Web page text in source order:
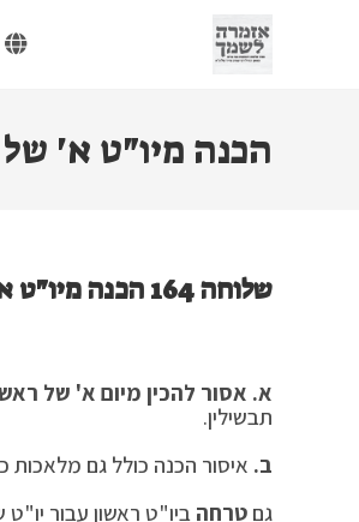
הכנה מיו"ט א'
שלוחה 164 הכנה מיו"ט א' של ר"ה ליו"ט ב'
א. אסור להכין מיום א' של
תבשילין.
ב. איסור הכנה כולל גם מלאכות
גם טרחה ביו"ט ראשון עבור יו"ט